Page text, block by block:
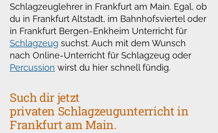
Schlagzeuglehrer in Frankfurt am Main. Egal, ob
du in Frankfurt Altstadt, im Bahnhofsviertel oder
in Frankfurt Bergen-Enkheim Unterricht für
Schlagzeug suchst. Auch mit dem Wunsch
nach Online-Unterricht für Schlagzeug oder
Percussion wirst du hier schnell fündig.
Such dir jetzt
privaten Schlagzeugunterricht in
Frankfurt am Main.